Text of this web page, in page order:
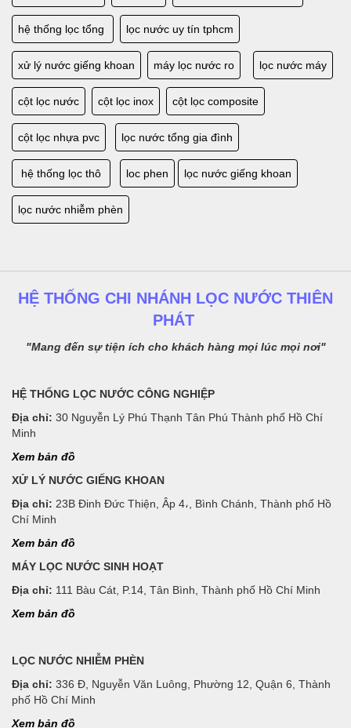
hệ thống lọc tổng lọc nước uy tín tphcm
xử lý nước giếng khoan máy lọc nước ro lọc nước máy
cột lọc nước cột lọc inox cột lọc composite
cột lọc nhựa pvc lọc nước tổng gia đình
hệ thống lọc thô loc phen lọc nước giếng khoan
lọc nước nhiễm phèn
HỆ THỐNG CHI NHÁNH LỌC NƯỚC THIÊN
PHÁT
"Mang đến sự tiện ích cho khách hàng mọi lúc mọi nơi"
HỆ THỐNG LỌC NƯỚC CÔNG NGHIỆP
Địa chỉ: 30 Nguyễn Lý Phú Thạnh Tân Phú Thành phố Hồ Chí
Minh
Xem bản đồ
XỬ LÝ NƯỚC GIẾNG KHOAN
Địa chỉ: 23B Đinh Đức Thiện, Âp 4،, Bình Chánh, Thành phố Hồ
Chí Minh
Xem bản đồ
MÁY LỌC NƯỚC SINH HOẠT
Địa chỉ: 111 Bàu Cát, P.14, Tân Bình, Thành phố Hồ Chí Minh
Xem bản đồ
LỌC NƯỚC NHIỄM PHÈN
Địa chỉ: 336 Đ, Nguyễn Văn Luông, Phường 12, Quận 6, Thành
phố Hồ Chí Minh
Xem bản đồ